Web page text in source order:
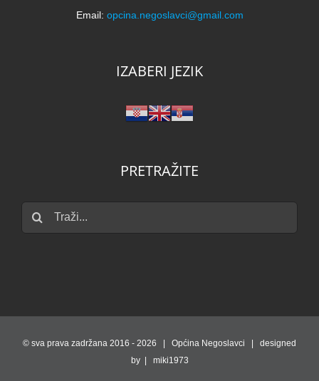
Email:
opcina.negoslavci@gmail.com
IZABERI JEZIK
PRETRAŽITE
Traži...
© sva prava zadržana 2016 - 2026 | Općina Negoslavci | designed
by | miki1973